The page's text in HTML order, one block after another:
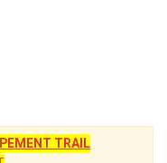
TRAIL